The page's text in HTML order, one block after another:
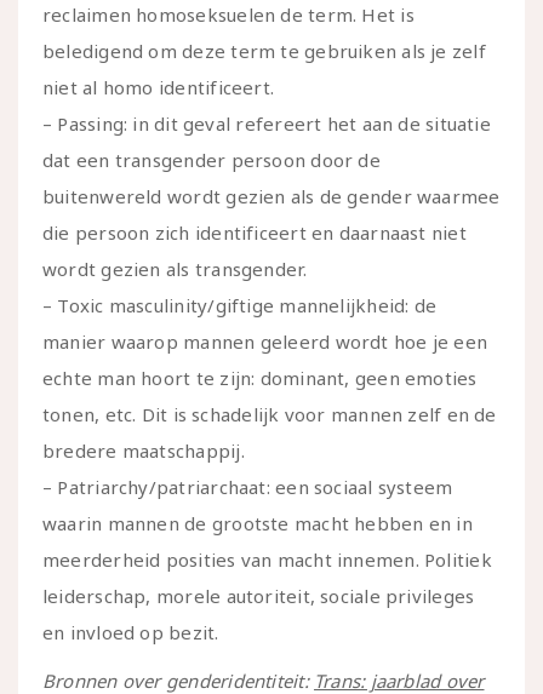
reclaimen homoseksuelen de term. Het is
beledigend om deze term te gebruiken als je zelf
niet al homo identificeert.
– Passing: in dit geval refereert het aan de situatie
dat een transgender persoon door de
buitenwereld wordt gezien als de gender waarmee
die persoon zich identificeert en daarnaast niet
wordt gezien als transgender.
– Toxic masculinity/giftige mannelijkheid: de
manier waarop mannen geleerd wordt hoe je een
echte man hoort te zijn: dominant, geen emoties
tonen, etc. Dit is schadelijk voor mannen zelf en de
bredere maatschappij.
– Patriarchy/patriarchaat: een sociaal systeem
waarin mannen de grootste macht hebben en in
meerderheid posities van macht innemen. Politiek
leiderschap, morele autoriteit, sociale privileges
en invloed op bezit.
Bronnen over genderidentiteit: Trans: jaarblad over